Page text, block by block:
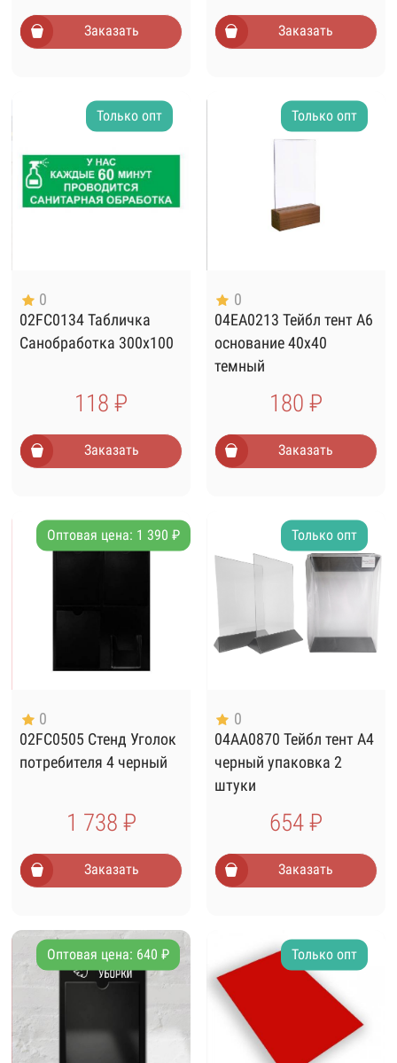
Заказать Заказать
Только опт
0
02FC0134 Табличка
Санобработка 300х100
118 ₽
Заказать
Только опт
0
04EA0213 Тейбл тент А6
основание 40х40
темный
180 ₽
Заказать
Оптовая цена: 1 390 ₽
0
02FC0505 Стенд Уголок
потребителя 4 черный
1 738 ₽
Заказать
Только опт
0
04AA0870 Тейбл тент А4
черный упаковка 2
штуки
654 ₽
Заказать
Оптовая цена: 640 ₽ Только опт